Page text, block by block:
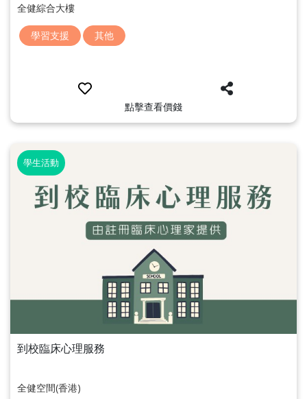
全健綜合大樓
學習支援 其他
點擊查看價錢
學生活動
到校臨床心理服務
全健空間(香港)